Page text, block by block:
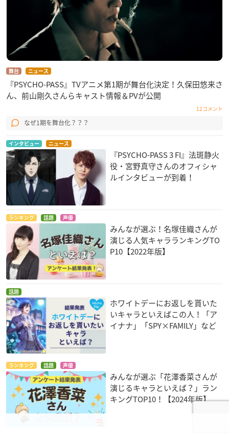
舞台 ニュース
『PSYCHO-PASS』TVアニメ第1期が舞台化決定！久保田悠来さ
ん、前山剛久さんらキャスト情報＆PVが公開
12コメント
なぜ1期を舞台化？？？
インタビュー ニュース
『PSYCHO-PASS 3 FI』法斑静火
役・宮野真守さんのオフィシャ
ルインタビューが到着！
ランキング 話題 声優
みんなが選ぶ！名塚佳織さんが
演じる人気キャラランキングTO
P10【2022年版】
話題
ホワイトデーにお返しを貰いた
いキャラといえばこの人！「ア
イナナ」「SPY×FAMILY」など
ランキング 話題 声優
みんなが選ぶ「花澤香菜さんが
演じるキャラといえば？」ラン
キングTOP10！【2024年版】